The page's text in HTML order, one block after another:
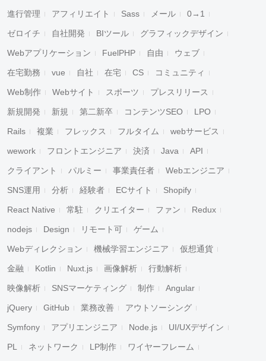
進行管理 アフィリエイト Sass メール 0→1
ゼロイチ 自社開発 BIツール グラフィックデザイン
Webアプリケーション FuelPHP 自由 ウェブ
在宅勤務 vue 自社 在宅 CS コミュニティ
Web制作 Webサイト スポーツ プレスリリース
新規開発 新規 第二新卒 コンテンツSEO LPO
Rails 複業 フレックス フルタイム webサービス
wework フロントエンジニア 決済 Java API
クライアント パルミー 事業責任者 Webエンジニア
SNS運用 分析 経験者 ECサイト Shopify
React Native 常駐 クリエイター ファン Redux
nodejs Design リモート可 ゲーム
Webディレクション 機械学習エンジニア 仮想通貨
金融 Kotlin Nuxt.js 画像解析 行動解析
映像解析 SNSマーケティング 制作 Angular
jQuery GitHub 業務改善 アウトソーシング
Symfony アプリエンジニア Node.js UI/UXデザイン
PL ネットワーク LP制作 ワイヤーフレーム